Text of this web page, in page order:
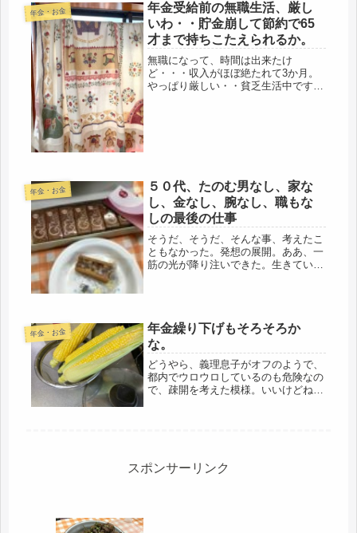
お盆前のデパートというの、混みます
ね...
年金・お金
年金受給前の無職生活、厳し
いわ・・貯金崩して節約で65
才まで持ちこたえられるか。
無職になって、時間は出来たけ
ど・・・収入がほぼ絶たれて3か月。
やっぱり厳しい・・貧乏生活中です。
年金・お金
５０代、たのむ男なし、家な
し、金なし、腕なし、職もな
しの最後の仕事
そうだ、そうだ、そんな事、考えたこ
ともなかった。発想の展開。ああ、一
筋の光が降り注いできた。生きてい行
何も...
年金・お金
年金繰り下げもそろそろか
な。
どうやら、義理息子がオフのようで、
都内でウロウロしているのも危険なの
で、疎開を考えた模様。いいけどね、
スポンサーリンク